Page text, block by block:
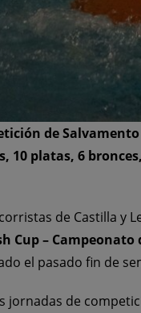
de
10 platas, 6
de Castilla y
Cup –
el pasado fin de
jornadas de